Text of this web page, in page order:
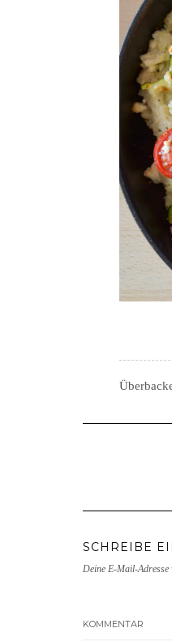
SCHREIBE
Deine E-Mail-
KOMMENTAR